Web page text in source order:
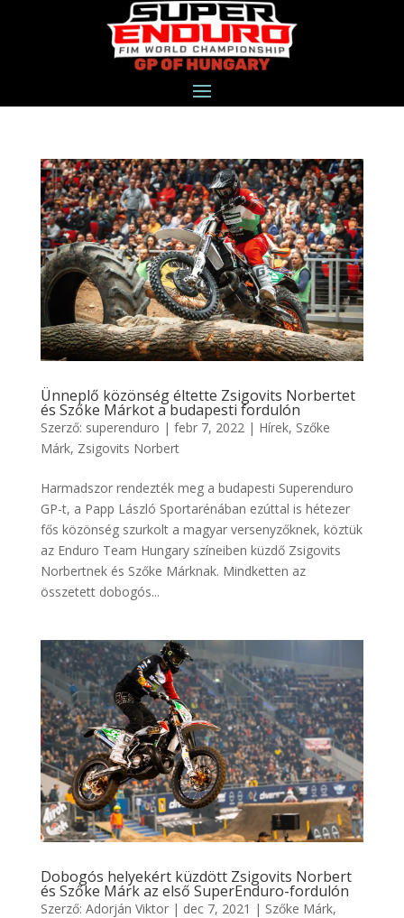
Ünneplő közönség éltette Zsigovits Norbertet
és Szőke Márkot a budapesti fordulón
Szerző: superenduro | febr 7, 2022| Hírek, Szőke
Márk, Zsigovits Norbert
Harmadszor rendezték meg a budapesti Superenduro
GP-t, a Papp László Sportarénában ezúttal is hétezer
fős közönség szurkolt a magyar versenyzőknek, köztük
az Enduro Team Hungary színeiben küzdő Zsigovits
Norbertnek és Szőke Márknak. Mindketten az
összetett dobogós...
Dobogós helyekért küzdött Zsigovits Norbert
és Szőke Márk az első SuperEnduro-fordulón
Szerző: Adorján Viktor| dec 7, 2021 | Szőke Márk,